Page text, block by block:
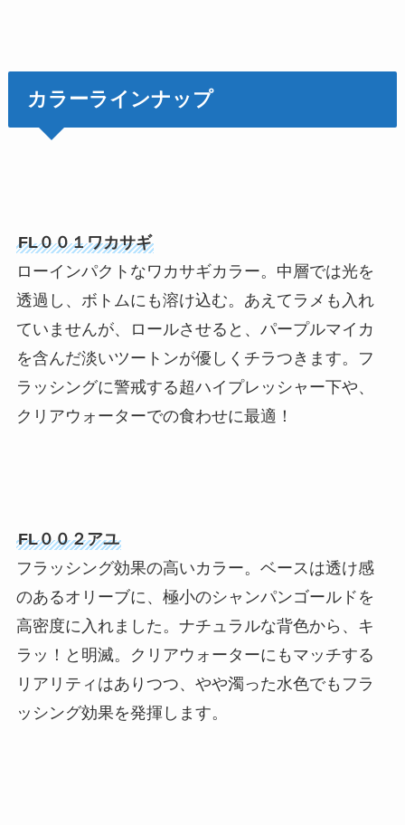
カラーラインナップ
FL００１ワカサギ
ローインパクトなワカサギカラー。中層では光を
透過し、ボトムにも溶け込む。あえてラメも入れ
ていませんが、ロールさせると、パープルマイカ
を含んだ淡いツートンが優しくチラつきます。フ
ラッシングに警戒する超ハイプレッシャー下や、
クリアウォーターでの食わせに最適！
FL００２アユ
フラッシング効果の高いカラー。ベースは透け感
のあるオリーブに、極小のシャンパンゴールドを
高密度に入れました。ナチュラルな背色から、キ
ラッ！と明滅。クリアウォーターにもマッチする
リアリティはありつつ、やや濁った水色でもフラ
ッシング効果を発揮します。